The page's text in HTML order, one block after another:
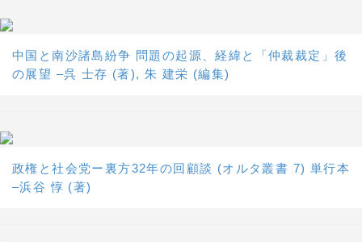
中国と南沙諸島紛争 問題の起源、経緯と「仲裁裁定」後
の展望 –呉 士存 (著), 朱 建栄 (編集)
政権と社会党ー裏方32年の回顧談 (オルタ叢書 7) 単行本
–浜谷 惇 (著)